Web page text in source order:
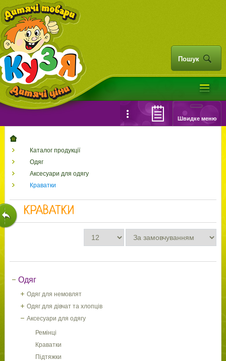
Пошук
Швидке меню
Каталог продукції
Одяг
Аксесуари для одягу
Краватки
КРАВАТКИ
Одяг
Одяг для немовлят
Одяг для дівчат та хлопців
Аксесуари для одягу
Ремінці
Краватки
Підтяжки